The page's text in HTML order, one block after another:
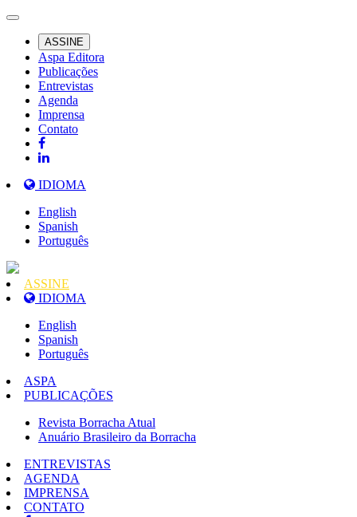
ASSINE
Aspa Editora
Publicações
Entrevistas
Agenda
Imprensa
Contato
IDIOMA
English
Spanish
Português
ASSINE
IDIOMA
English
Spanish
Português
ASPA
PUBLICAÇÕES
Revista Borracha Atual
Anuário Brasileiro da Borracha
ENTREVISTAS
AGENDA
IMPRENSA
CONTATO